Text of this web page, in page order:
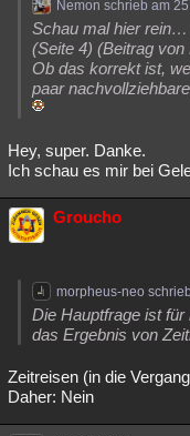
Nemon schrieb am
Schau mal hier rein…
(Seite 4) (Beitrag von
Ob das korrekt ist,
paar
Hey, super. Danke.
Ich schau es mir bei
Groucho
morpheus-neo
Die Hauptfrage ist
das Ergebnis von
Zeitreisen (in die
Daher: Nein